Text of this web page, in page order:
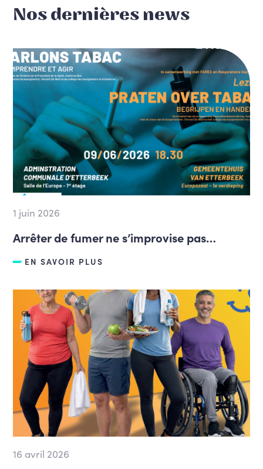
Nos dernières news
1 juin 2026
Arrêter de fumer ne s’improvise pas…
EN SAVOIR PLUS
16 avril 2026